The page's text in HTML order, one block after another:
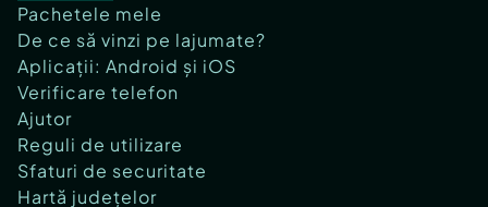
Pachetele mele
De ce să vinzi pe lajumate?
Aplicații: Android și iOS
Verificare telefon
Ajutor
Reguli de utilizare
Sfaturi de securitate
Hartă județelor